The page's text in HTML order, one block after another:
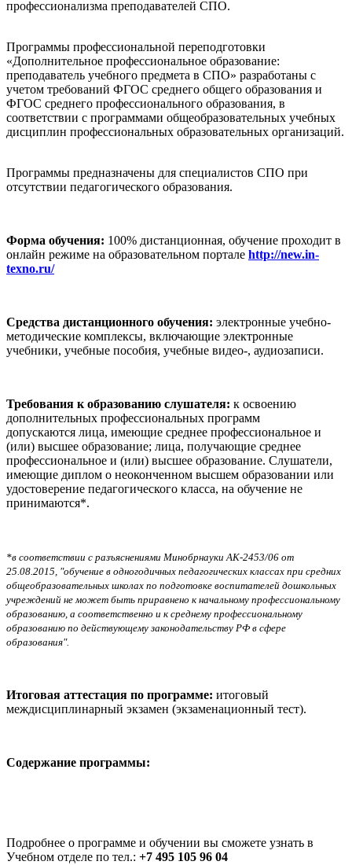
профессионализма преподавателей СПО.
Программы профессиональной переподготовки
«Дополнительное профессиональное образование:
преподаватель учебного предмета в СПО» разработаны с
учетом требований ФГОС среднего общего образования и
ФГОС среднего профессионального образования, в
соответствии с программами общеобразовательных учебных
дисциплин профессиональных образовательных организаций.
Программы предназначены для специалистов СПО при
отсутствии педагогического образования.
Форма обучения: 100% дистанционная, обучение проходит в
онлайн режиме на образовательном портале http://new.in-
texno.ru/
Средства дистанционного обучения: электронные учебно-
методические комплексы, включающие электронные
учебники, учебные пособия, учебные видео-, аудиозаписи.
Требования к образованию слушателя: к освоению
дополнительных профессиональных программ
допускаются лица, имеющие среднее профессиональное и
(или) высшее образование; лица, получающие среднее
профессиональное и (или) высшее образование. Слушатели,
имеющие диплом о неоконченном высшем образовании или
удостоверение педагогического класса, на обучение не
принимаются*.
*в соответствии с разъяснениями Минобрнауки АК-2453/06 от
25.08.2015, "обучение в одногодичных педагогических классах при средних
общеобразовательных школах по подготовке воспитателей дошкольных
учреждений не может быть приравнено к начальному профессиональному
образованию, а соответственно и к среднему профессиональному
образованию по действующему законодательству РФ в сфере
образования".
Итоговая аттестация по программе: итоговый
междисциплинарный экзамен (экзаменационный тест).
Содержание программы:
Подробнее о программе и обучении вы сможете узнать в
Учебном отделе по тел.: +7 495 105 96 04